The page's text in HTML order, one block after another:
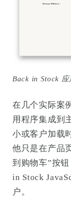
Back in Stock
在几个实际案
用程序集成到
小或客户加载
他只是在产品
到购物车”按
in Stock
户。